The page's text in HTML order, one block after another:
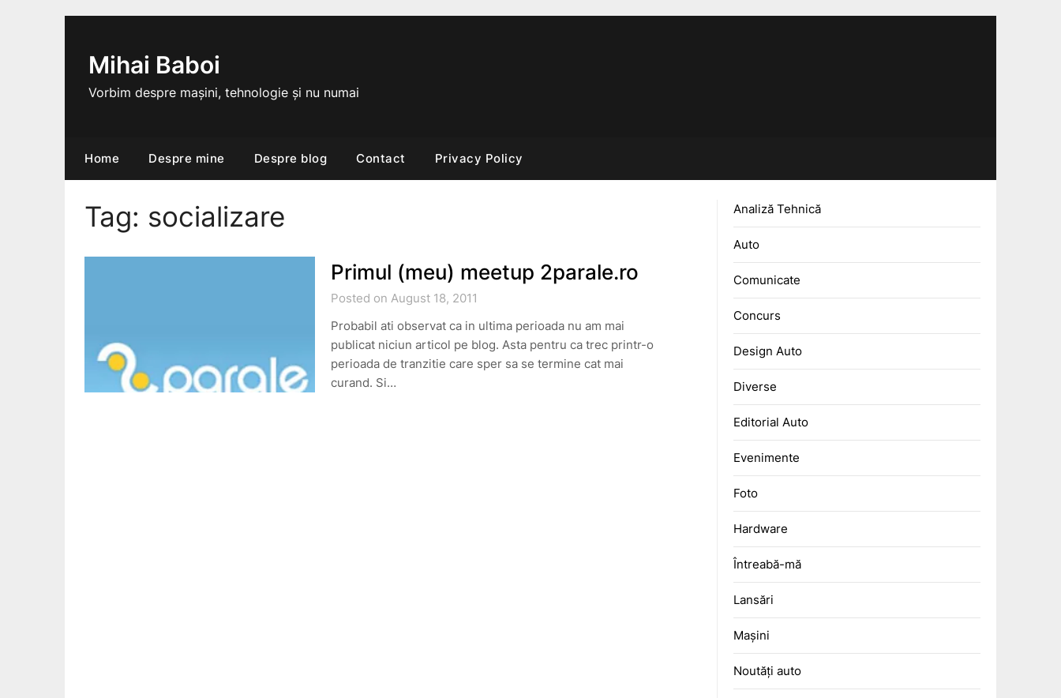
Mihai Baboi
Vorbim despre mașini, tehnologie și nu numai
Home Despre mine Despre blog Contact Privacy Policy
Tag: socializare
Primul (meu) meetup 2parale.ro
Posted on August 18, 2011
Probabil ati observat ca in ultima perioada nu am mai
publicat niciun articol pe blog. Asta pentru ca trec printr-o
perioada de tranzitie care sper sa se termine cat mai
curand. Si…
Analiză Tehnică
Auto
Comunicate
Concurs
Design Auto
Diverse
Editorial Auto
Evenimente
Foto
Hardware
Întreabă-mă
Lansări
Mașini
Noutăți auto